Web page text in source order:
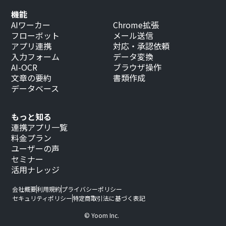
もっと知る
連携アプリ一覧
料金プラン
ユーザーの声
セミナー
活用ナレッジ
機能
AIワーカー
フローボット
アプリ連携
入力フォーム
AI-OCR
文章の要約
データベース
Chrome拡張
メール送信
対応・承認依頼
データ変換
ブラウザ操作
書類作成
会社概要利用規約プライバシーポリシー
セキュリティポリシー特定商取引法に基づく表記
© Yoom Inc.